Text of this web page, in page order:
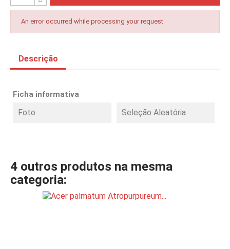
An error occurred while processing your request
Descrição
Ficha informativa
Foto Seleção Aleatória
4 outros produtos na mesma
categoria: